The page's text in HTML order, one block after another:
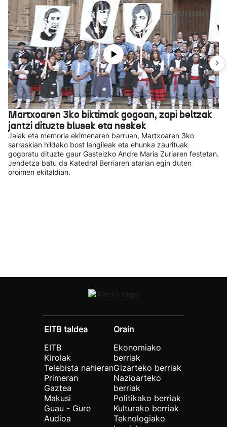
Martxoaren 3ko biktimak gogoan, zapi beltzak
jantzi dituzte blusek eta neskek
Jaiak eta memoria ekimenaren barruan, Martxoaren 3ko
sarraskian hildako bost langileak eta ehunka zaurituak
gogoratu dituzte gaur Gasteizko Andre Maria Zuriaren festetan.
Jendetza batu da Katedral Berriaren atarian egin duten
oroimen ekitaldian.
EITB taldea
EITB
Kirolak
Telebista nahieran
Primeran
Gaztea
Makusi
Guau - Gure
Audioa
Orain
Ekonomiako
berriak
Gizarteko berriak
Nazioarteko
berriak
Politikako berriak
Kulturako berriak
Teknologiako